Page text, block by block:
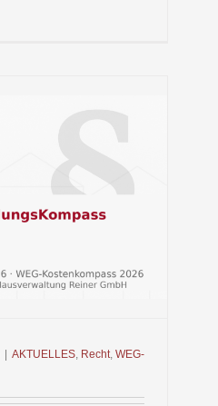
AKTUELLES, Recht, WEG-